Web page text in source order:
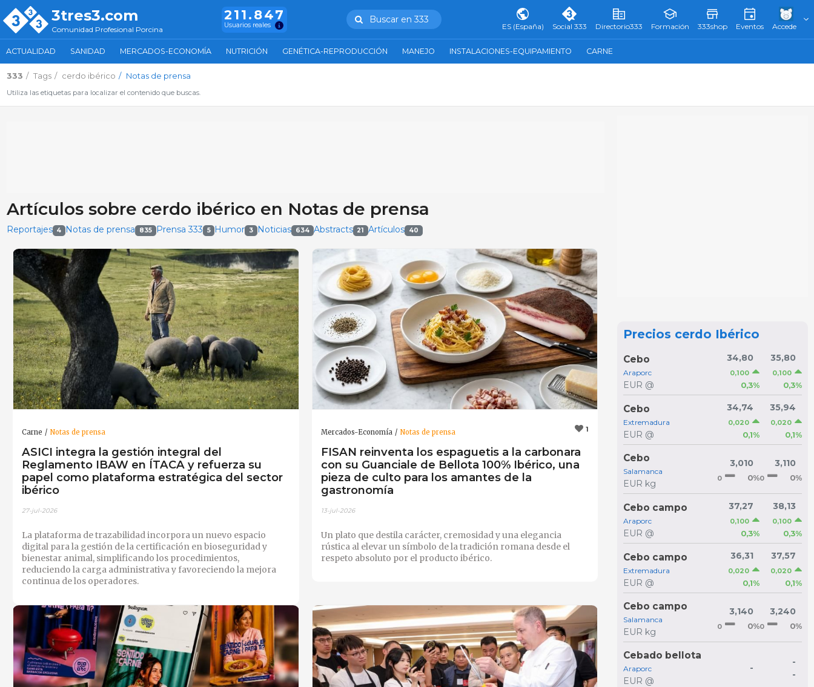
3tres3.com
Comunidad Profesional Porcina
211.847
Usuarios reales
Buscar en 333
ES (España) Social 333 Directorio333 Formación 333shop Eventos Accede
ACTUALIDAD SANIDAD MERCADOS-ECONOMÍA NUTRICIÓN GENÉTICA-REPRODUCCIÓN MANEJO INSTALACIONES-EQUIPAMIENTO CARNE
333 Tags cerdo ibérico Notas de prensa
Utiliza las etiquetas para localizar el contenido que buscas.
Artículos sobre cerdo ibérico en Notas de prensa
Reportajes 4 Notas de prensa 835 Prensa 333 5 Humor 3 Noticias 634 Abstracts 21 Artículos 40
Carne Notas de prensa
ASICI integra la gestión integral del
Reglamento IBAW en ÍTACA y refuerza su
papel como plataforma estratégica del sector
ibérico
27-jul-2026
La plataforma de trazabilidad incorpora un nuevo espacio
digital para la gestión de la certificación en bioseguridad y
bienestar animal, simplificando los procedimientos,
reduciendo la carga administrativa y favoreciendo la mejora
continua de los operadores.
1
Mercados-Economía Notas de prensa
FISAN reinventa los espaguetis a la carbonara
con su Guanciale de Bellota 100% Ibérico, una
pieza de culto para los amantes de la
gastronomía
13-jul-2026
Un plato que destila carácter, cremosidad y una elegancia
rústica al elevar un símbolo de la tradición romana desde el
respeto absoluto por el producto ibérico.
Precios cerdo Ibérico
Cebo
Araporc
EUR @
34,80
0,100
0,3%
35,80
0,100
0,3%
Cebo
Extremadura
EUR @
34,74
0,020
0,1%
35,94
0,020
0,1%
Cebo
Salamanca
EUR kg
3,010
0 0%
3,110
0 0%
Cebo campo
Araporc
EUR @
37,27
0,100
0,3%
38,13
0,100
0,3%
Cebo campo
Extremadura
EUR @
36,31
0,020
0,1%
37,57
0,020
0,1%
Cebo campo
Salamanca
EUR kg
3,140
0 0%
3,240
0 0%
Cebado bellota
Araporc
EUR @
-
-
-